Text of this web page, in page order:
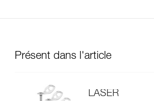
Présent dans l'article
LASER